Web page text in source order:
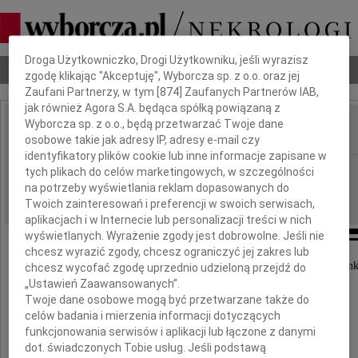
Nekrologi Odeszli Poradnik pogrzebowy
IMIĘ I NAZWISKO:
REGION: Rzeszów
DATA EMISJI: 30.12.2014
Łączymy się w bólu i cierpieniu z naszą
Panią
Melindą Tęczą
Dbamy o Twoją prywatność
Droga Użytkowniczko, Drogi Użytkowniku, jeśli wyrazisz
zgodę klikając "Akceptuję", Wyborcza sp. z o.o. oraz jej
Zaufani Partnerzy, w tym [874 ] Zaufanych Partnerów IAB,
jak również Agora S.A. będąca spółką powiązaną z
Wyborcza sp. z o.o., będą przetwarzać Twoje dane
osobowe takie jak adresy IP, adresy e-mail czy
identyfikatory plików cookie lub inne informacje zapisane w
tych plikach do celów marketingowych, w szczególności
na potrzeby wyświetlania reklam dopasowanych do
Twoich zainteresowań i preferencji w swoich serwisach,
aplikacjach i w Internecie lub personalizacji treści w nich
wyświetlanych. Wyrażenie zgody jest dobrowolne. Jeśli nie
chcesz wyrazić zgody, chcesz ograniczyć jej zakres lub
chcesz wycofać zgodę uprzednio udzieloną przejdź do
„Ustawień Zaawansowanych”.
Twoje dane osobowe mogą być przetwarzane także do
celów badania i mierzenia informacji dotyczących
funkcjonowania serwisów i aplikacji lub łączone z danymi
dot. świadczonych Tobie usług. Jeśli podstawą